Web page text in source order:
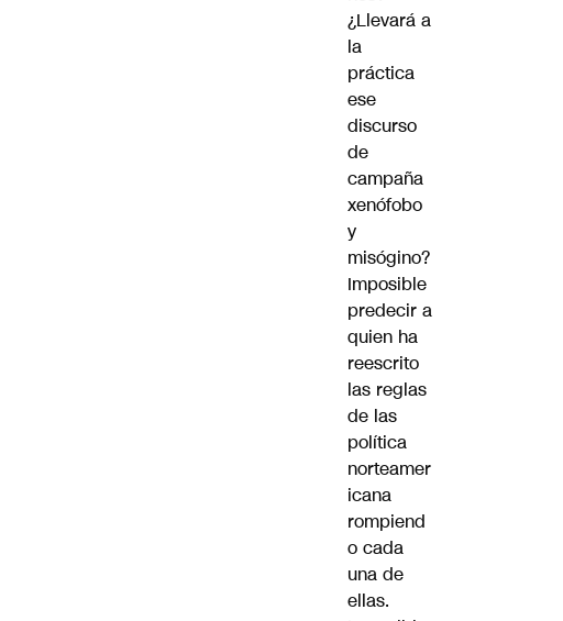
¿Llevará a
la
práctica
ese
discurso
de
campaña
xenófobo
y
misógino?
Imposible
predecir a
quien ha
reescrito
las reglas
de las
política
norteamer
icana
rompiend
o cada
una de
ellas.